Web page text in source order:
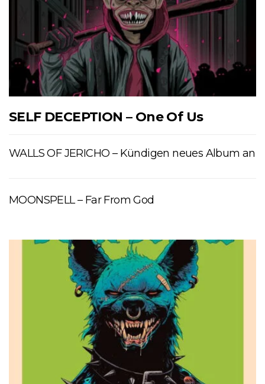
SELF DECEPTION – One Of Us
WALLS OF JERICHO – Kündigen neues Album an
MOONSPELL – Far From God